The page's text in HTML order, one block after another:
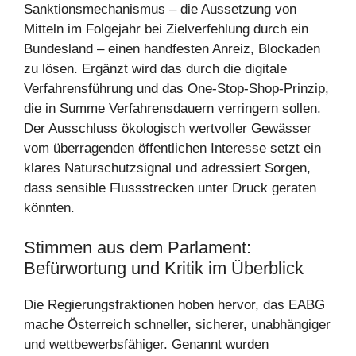
Sanktionsmechanismus – die Aussetzung von
Mitteln im Folgejahr bei Zielverfehlung durch ein
Bundesland – einen handfesten Anreiz, Blockaden
zu lösen. Ergänzt wird das durch die digitale
Verfahrensführung und das One-Stop-Shop-Prinzip,
die in Summe Verfahrensdauern verringern sollen.
Der Ausschluss ökologisch wertvoller Gewässer
vom überragenden öffentlichen Interesse setzt ein
klares Naturschutzsignal und adressiert Sorgen,
dass sensible Flussstrecken unter Druck geraten
könnten.
Stimmen aus dem Parlament:
Befürwortung und Kritik im Überblick
Die Regierungsfraktionen hoben hervor, das EABG
mache Österreich schneller, sicherer, unabhängiger
und wettbewerbsfähiger. Genannt wurden